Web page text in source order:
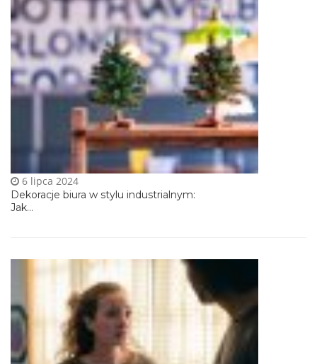
Dekoracje biura w stylu industrialnym:
Jak...
6 lipca 2024